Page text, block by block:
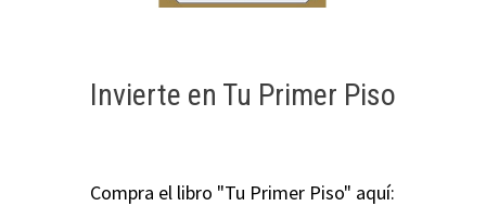
Invierte en Tu Primer Piso
Compra el libro "Tu Primer Piso" aquí: